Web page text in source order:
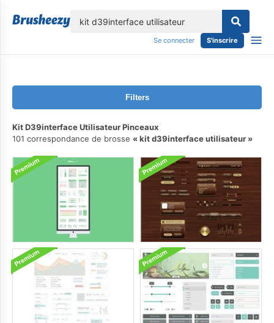
Se connecter S'inscrire
Filters
Kit D39interface Utilisateur Pinceaux
101 correspondance de brosse
kit d39interface utilisateur